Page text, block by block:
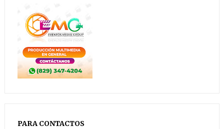
PARA CONTACTOS